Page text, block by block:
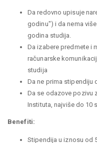
Da redovno upisuje
godinu") i da nema
godina studija.
Da izabere predmete i
računarske
studija
Da ne prima stipendiju
Da se odazove pozivu
Instituta, najviše do 10
Benefiti:
Stipendija u iznosu od